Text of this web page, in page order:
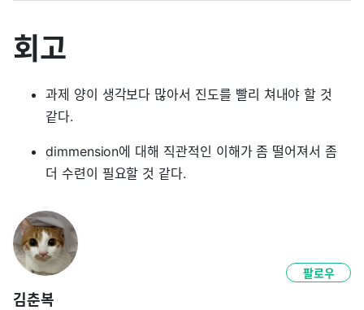
회고
과제 양이 생각보다 많아서 진도를 빨리 쳐내야 할 것
같다.
dimmension에 대해 직관적인 이해가 좀 떨어져서 좀
더 수련이 필요할 것 같다.
김춘복
팔로우